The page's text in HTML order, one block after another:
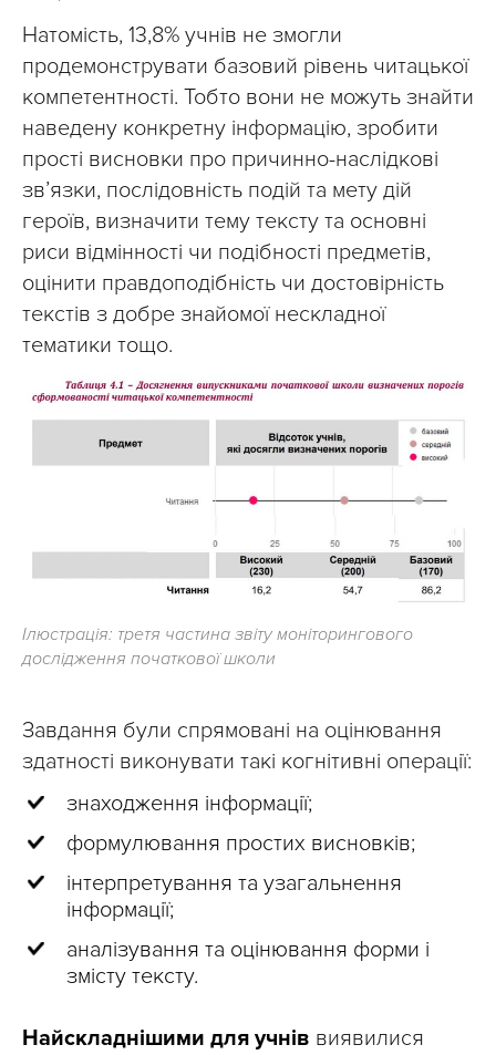
Натомість, 13,8% учнів не змогли
продемонструвати базовий рівень читацької
компетентності. Тобто вони не можуть знайти
наведену конкретну інформацію, зробити
прості висновки про причинно-наслідкові
зв’язки, послідовність подій та мету дій
героїв, визначити тему тексту та основні
риси відмінності чи подібності предметів,
оцінити правдоподібність чи достовірність
текстів з добре знайомої нескладної
тематики тощо.
Ілюстрація: третя частина звіту моніторингового
дослідження початкової школи
Завдання були спрямовані на оцінювання
здатності виконувати такі когнітивні операції:
знаходження інформації;
формулювання простих висновків;
інтерпретування та узагальнення
інформації;
аналізування та оцінювання форми і
змісту тексту.
Найскладнішими для учнів виявилися